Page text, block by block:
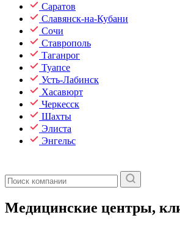
Саратов
Славянск-на-Кубани
Сочи
Ставрополь
Таганрог
Туапсе
Усть-Лабинск
Хасавюрт
Черкесск
Шахты
Элиста
Энгельс
Медицинские центры,